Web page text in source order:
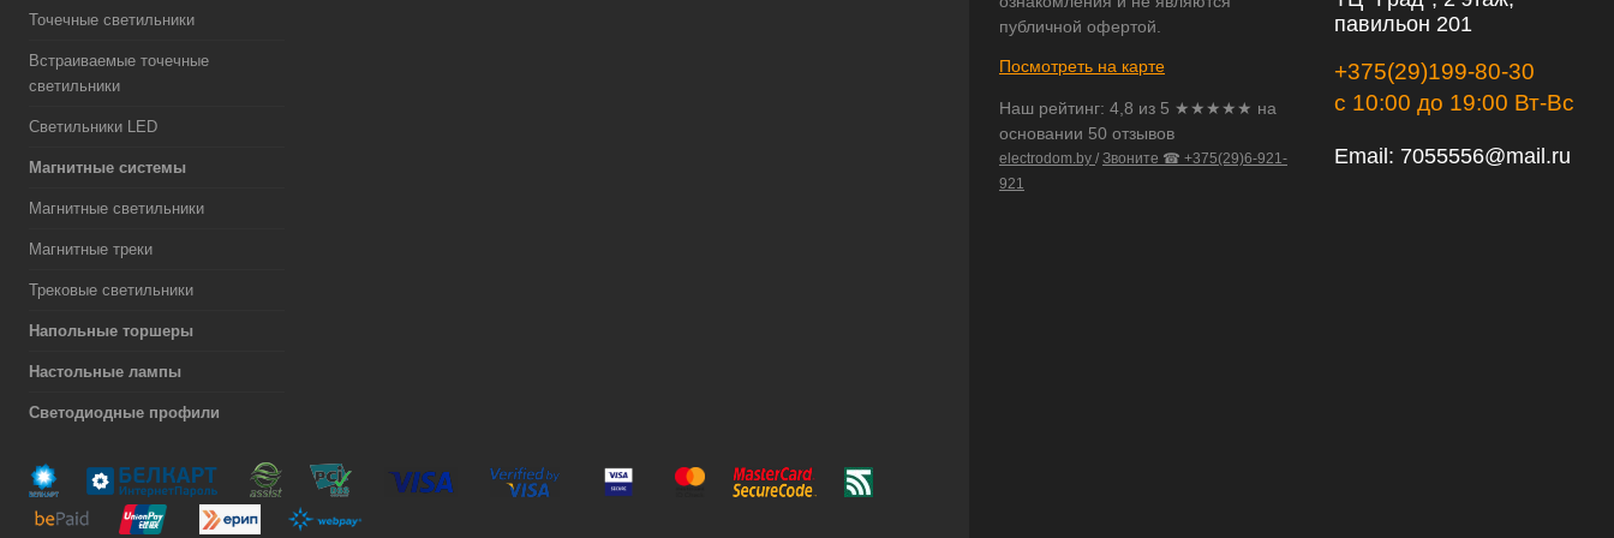
Точечные светильники
Встраиваемые точечные
светильники
Светильники LED
Магнитные системы
Магнитные светильники
Магнитные треки
Трековые светильники
Напольные торшеры
Настольные лампы
Светодиодные профили
публичной офертой.
Посмотреть на карте
Наш рейтинг: 4,8 из 5 ★★★★★ на
основании 50 отзывов
electrodom.by / Звоните ☎ +375(29)6-921-
921
павильон 201
+375(29)199-80-30
с 10:00 до 19:00 Вт-Вс
Email: 7055556@mail.ru